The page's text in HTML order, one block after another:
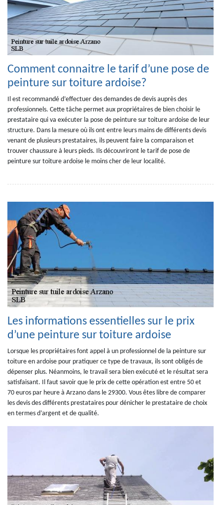
Comment connaitre le tarif d’une pose de
peinture sur toiture ardoise?
Il est recommandé d’effectuer des demandes de devis auprès des
professionnels. Cette tâche permet aux propriétaires de bien choisir le
prestataire qui va exécuter la pose de peinture sur toiture ardoise de leur
structure. Dans la mesure où ils ont entre leurs mains de différents devis
venant de plusieurs prestataires, ils peuvent faire la comparaison et
trouver chaussure à leurs pieds. Ils découvriront le tarif de pose de
peinture sur toiture ardoise le moins cher de leur localité.
Les informations essentielles sur le prix
d’une peinture sur toiture ardoise
Lorsque les propriétaires font appel à un professionnel de la peinture sur
toiture en ardoise pour pratiquer ce type de travaux, ils sont obligés de
dépenser plus. Néanmoins, le travail sera bien exécuté et le résultat sera
satisfaisant. Il faut savoir que le prix de cette opération est entre 50 et
70 euros par heure à Arzano dans le 29300. Vous êtes libre de comparer
les devis des différents prestataires pour dénicher le prestataire de choix
en termes d’argent et de qualité.